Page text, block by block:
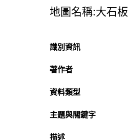
地圖名稱:大石板
識別資訊
著作者
資料類型
主題與關鍵字
描述